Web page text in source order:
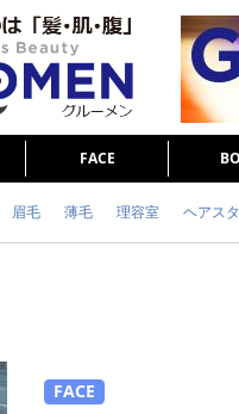
FACE
眉毛 薄毛 理容室 ヘアス
FACE